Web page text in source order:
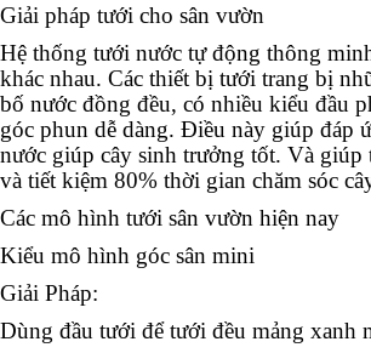
Giải pháp tưới cho sân vườn
Hệ thống tưới nước tự động thông
khác nhau. Các thiết bị tưới trang bị
bố nước đồng đều, có nhiều kiểu đầu
góc phun dễ dàng. Điều này giúp đáp
nước giúp cây sinh trưởng tốt. Và
và tiết kiệm 80% thời gian chăm sóc
Các mô hình tưới sân vườn hiện nay
Kiểu mô hình góc sân mini
Giải Pháp:
Dùng đầu tưới để tưới đều mảng